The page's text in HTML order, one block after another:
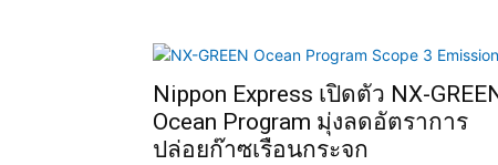
Nippon Express เปิดตัว NX-
Ocean Program มุ่งลดอัตราการ
ปล่อยก๊าซเรือนกระจก